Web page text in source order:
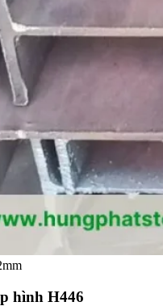
hình H446